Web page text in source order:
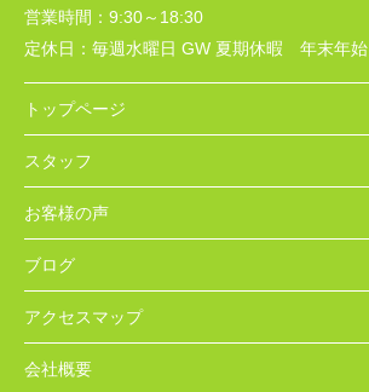
営業時間： 9:30～18:30
定休日： 毎週水曜日 GW 夏期休暇 年末年始
トップページ
スタッフ
お客様の声
ブログ
アクセスマップ
会社概要